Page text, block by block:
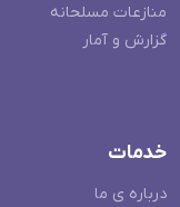
منازعات مسلحانه
گزارش و آمار
خدمات
درباره ی ما